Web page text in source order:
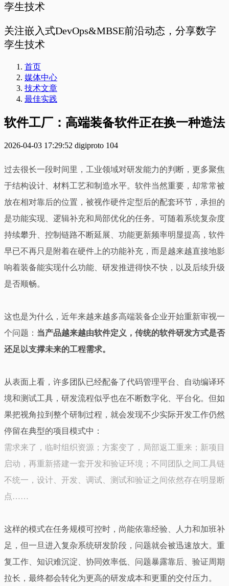
孪生技术
关注嵌入式DevOps&MBSE前沿动态，分享数字
孪生技术
首页
媒体中心
技术文章
最佳实践
软件工厂：高端装备软件正在换一种造法
2026-04-03 17:29:52 digiproto 104
过去很长一段时间里，工业领域对研发能力的判断，更多聚焦
于结构设计、材料工艺和制造水平。软件当然重要，却常常被
放在相对靠后的位置，被视作硬件定型后的配套环节，承担的
是功能实现、逻辑补充和局部优化的任务。可随着系统复杂度
持续攀升、控制链路不断延展、功能更新频率明显提高，软件
早已不再只是附着在硬件上的功能补充，而是越来越直接地影
响着装备能实现什么功能、研发推进得快不快，以及后续升级
是否顺畅。
这也是为什么，近年来越来越多高端装备企业开始重新审视一
个问题： 当产品越来越由软件定义，传统的软件研发方式是否
还足以支撑未来的工程需求。
从表面上看，许多团队已经配备了代码管理平台、自动编译环
境和测试工具，研发流程似乎也在不断数字化、平台化。但如
果把视角拉到整个研制过程，就会发现不少实际开发工作仍然
停留在典型的项目模式中：
需求来了，临时组织资源；方案变了，局部返工重来；新项目
启动，再重新搭建一套开发和验证环境；不同团队之间工具链
不统一，设计、开发、调试、测试和验证之间依然存在明显断
点……
这样的模式在任务规模可控时，尚能依靠经验、人力和加班补
足，但一旦进入复杂系统研发阶段，问题就会被迅速放大。重
复工作、知识难沉淀、协同效率低、问题暴露靠后、验证周期
拉长，最终都会转化为更高的研发成本和更重的交付压力。